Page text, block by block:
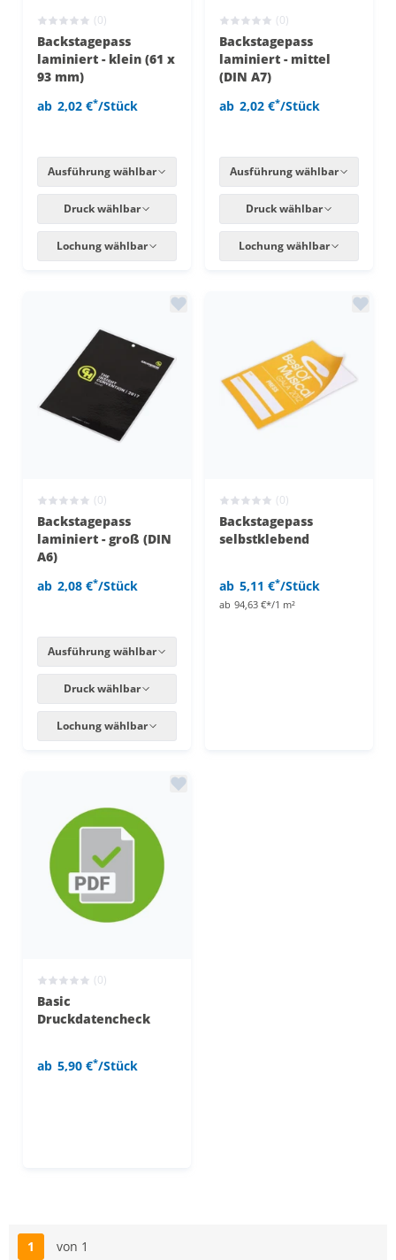
(0)
Backstagepass
laminiert - klein (61 x
93 mm)
ab 2,02 €*/Stück
Ausführung wählbar
Druck wählbar
Lochung wählbar
(0)
Backstagepass
laminiert - mittel
(DIN A7)
ab 2,02 €*/Stück
Ausführung wählbar
Druck wählbar
Lochung wählbar
(0)
Backstagepass
laminiert - groß (DIN
A6)
ab 2,08 €*/Stück
Ausführung wählbar
Druck wählbar
Lochung wählbar
(0)
Backstagepass
selbstklebend
ab 5,11 €*/Stück
ab 94,63 €*/1 m²
(0)
Basic
Druckdatencheck
ab 5,90 €*/Stück
Seite
1 von 1